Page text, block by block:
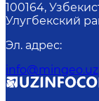
100164,
Улугбекский
Эл. адрес:
info@mingeo.uz